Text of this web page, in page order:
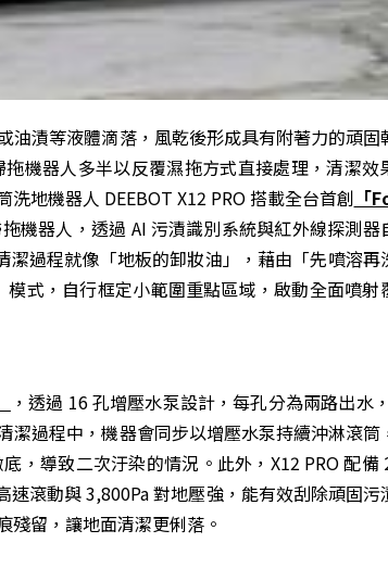
漬等液體滴落，風乾後形成具有附著力的頑固
機器人多半以反覆濕拖方式直接處理，清潔效
地機器人 DEEBOT X12 PRO 搭載全台首創 「
機器人，透過 AI 污漬識別系統與紅外線探測器
過程就像「地板的卸妝油」，藉由「先噴溶再
式，自行框定小範圍重點區域，啟動全面噴射
，透過 16 孔增壓水泵設計，每孔分為兩路出水
過程中，機器會同步以增壓水泵持續沖淋滾筒
，導致二次汙染的情況。此外，X12 PRO 配備
滾動與 3,800Pa 對地壓強，能有效刮除頑固污
留，讓地面清潔更俐落。